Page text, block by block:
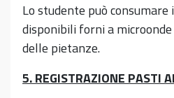
Lo studente può consumare
disponibili forni a
delle pietanze.
5. REGISTRAZIONE PASTI